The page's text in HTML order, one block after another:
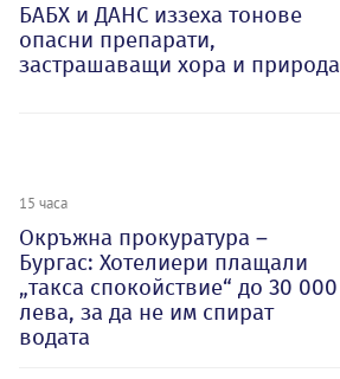
БАБХ и ДАНС иззеха тонове
опасни препарати,
застрашаващи хора и природа
15 часа
Окръжна прокуратура –
Бургас: Хотелиери плащали
„такса спокойствие“ до 30 000
лева, за да не им спират
водата